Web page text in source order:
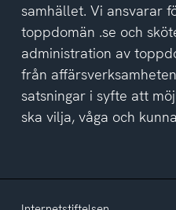
samhället. Vi ansvarar
toppdomän .se och
administration av
från
satsningar i syfte att
ska vilja, våga och